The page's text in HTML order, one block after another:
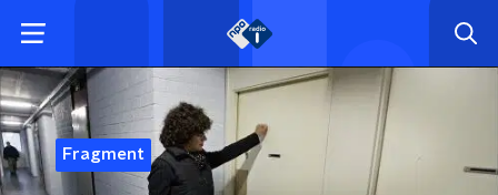
Fragment